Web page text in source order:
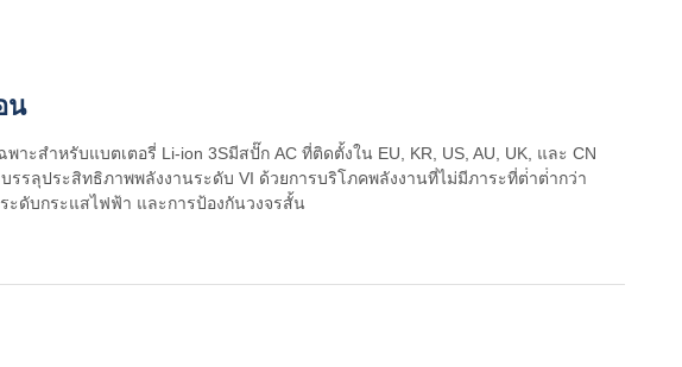
น
ะสําหรับแบตเตอรี่ Li-ion 3Sมีสปั๊ก AC ที่ติดตั้งใน EU, KR, US, AU, UK, และ CN
รลุประสิทธิภาพพลังงานระดับ VI ด้วยการบริโภคพลังงานที่ไม่มีภาระที่ต่ําต่ํากว่า
ะดับกระแสไฟฟ้า และการป้องกันวงจรสั้น